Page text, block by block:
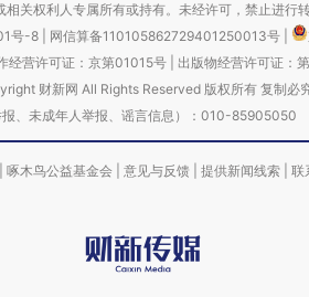
关权利人专属所有或持有。未经许可，禁止进行
号-8 网信算备110105862729401250013号
经营许可证：京第01015号| 出版物经营许可证：
财新网 All Rights Reserved 版权所有 复制必
报、未成年人举报、谣言信息）：010-
啄木鸟公益基金会 意见与反馈 提供新闻线索 联